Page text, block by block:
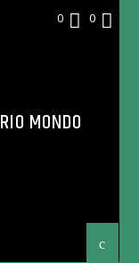
0 0
MONDO